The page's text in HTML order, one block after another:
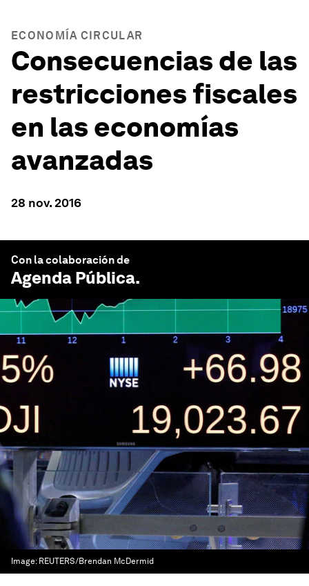
ECONOMÍA CIRCULAR
Consecuencias de las
restricciones fiscales
en las economías
avanzadas
28 nov. 2016
Con la colaboración de
Agenda Pública.
Image: REUTERS/Brendan McDermid